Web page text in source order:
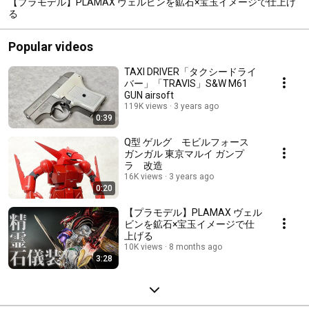
る
Popular videos
0:39
TAXI DRIVER「タクシードライ
バー」「TRAVIS」S&W M61
GUN airsoft
119K views 3 years ago
0:20
Q型 ゲルグ モビルフォース
ガンガル 東京マルイ ガンプ
ラ 改造
16K views 3 years ago
3:28
【プラモデル】PLAMAX ヴェル
ビンを鉱石×宝玉イメージで仕
上げる
10K views 8 months ago